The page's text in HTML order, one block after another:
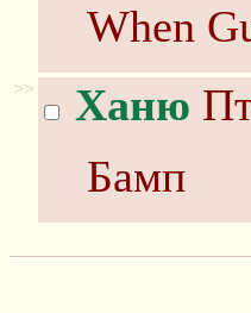
When
>> Ханю
Бамп